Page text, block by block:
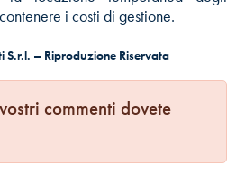
i costi di gestione.
S.r.l. – Riproduzione Riservata
commenti dovete